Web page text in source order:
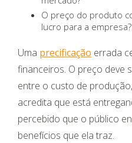
O preço do produto
lucro para a empresa?
Uma precificação errada
financeiros. O preço deve
entre o custo de
acredita que está
percebido que o público
benefícios que ela traz.